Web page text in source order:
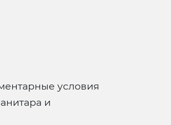
условия
и